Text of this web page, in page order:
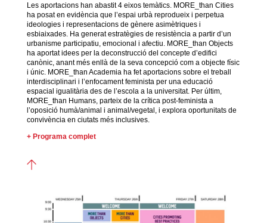
Les aportacions han abastit 4 eixos temàtics. MORE_than Cities
ha posat en evidència que l’espai urbà reprodueix i perpetua
ideologies i representacions de gènere asimètriques i
esbiaixades. Ha generat estratègies de resistència a partir d’un
urbanisme participatiu, emocional i afectiu. MORE_than Objects
ha aportat idees per la deconstrucció del concepte d’edifici
canònic, anant més enllà de la seva concepció com a objecte físic
i únic. MORE_than Academia ha fet aportacions sobre el treball
interdisciplinari i l’enfocament feminista per una educació
espacial igualitària des de l’escola a la universitat. Per últim,
MORE_than Humans, parteix de la crítica post-feminista a
l’oposició humà/animal i animal/vegetal, i explora oportunitats de
convivència en ciutats més inclusives.
+ Programa complet